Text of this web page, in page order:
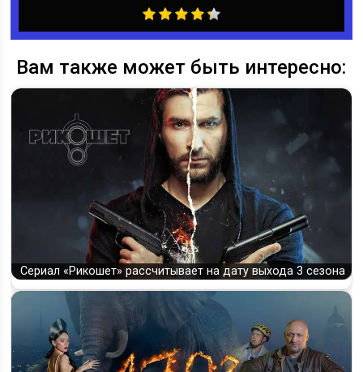
Вам также может быть интересно:
Сериал «Рикошет» рассчитывает на дату выхода 3 сезона